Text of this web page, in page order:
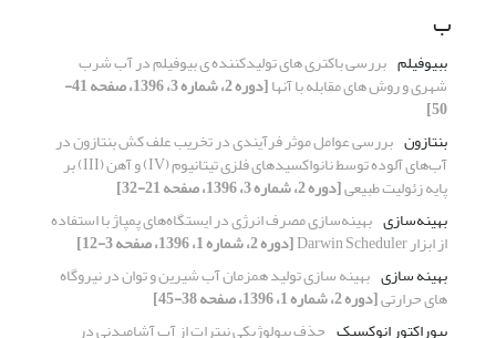
ب
ببیوفیلم بررسی باکتری های تولیدکننده ی بیوفیلم در آب شرب
شهری و روش های مقابله با آنها [دوره 2، شماره 3، 1396، صفحه 41-
50]
بنتازون بررسی عوامل موثر فرآیندی در تخریب علف کش بنتازون در
آب‌های آلوده توسط نانواکسیدهای فلزی تیتانیوم (IV) و آهن (III) بر
پایه زئولیت طبیعی[دوره 2، شماره 3، 1396، صفحه 21-32]
بهینه‌سازی بهینه‌سازی مصرف انرژی در ایستگاه‌های پمپاژ با استفاده
از ابزار Darwin Scheduler
[دوره 2، شماره 1، 1396، صفحه 3-12]
بهینه سازی بهینه سازی تولید همزمان آب شیرین و توان در نیروگاه
های حرارتی[دوره 2، شماره 1، 1396، صفحه 38-45]
بیوراکتور انوکسیک حذف بیولوژیکی نیترات از آب آشامیدنی در